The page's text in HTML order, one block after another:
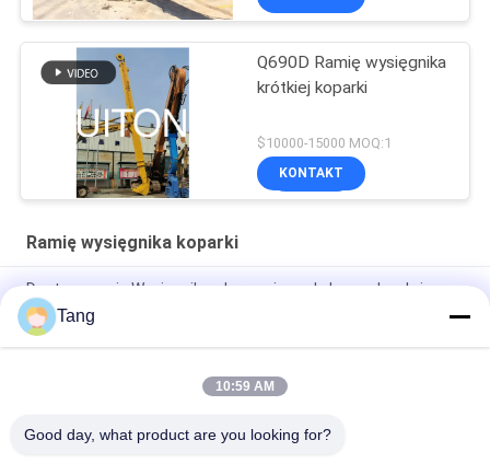
Q690D Ramię wysięgnika
krótkiej koparki
$10000-15000 MOQ:1
KONTAKT
Ramię wysięgnika koparki
Dostosowanie Wysięgnik wyburzeniowy do koparek o dużym
zasięgu OEM PC EX PC 1 rok gwarancji 100% nowość
Wysięgnik budowlany o długim zasięgu do palowania arkuszy
Dostosowanie wysięgnika o długim zasięgu do koparki
Tang
10:59 AM
Good day, what product are you looking for?